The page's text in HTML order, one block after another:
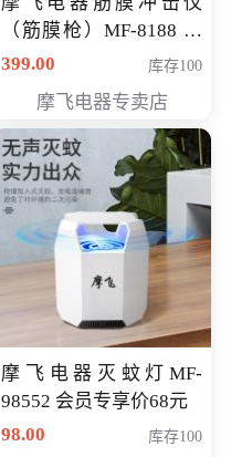
（筋膜枪）MF-8188 会
员专享价268元
399.00 库存100
摩飞电器专卖店
摩飞电器灭蚊灯MF-
98552 会员专享价68元
98.00
库存100